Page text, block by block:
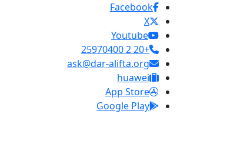
Facebook
X
Youtube
+20 2 25970400
ask@dar-alifta.org
huawei
App Store
Google Play